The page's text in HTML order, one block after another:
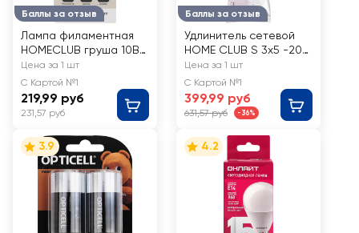
Баллы за отзыв
Лампа филаментная
HOMECLUB груша 10Вт
Е27 нейтральный свет,
Арт. FIL-A60-10Е2740
Цена за 1 шт
С Картой №1
219,99 руб
231,57 руб
Баллы за отзыв
Удлинитель сетевой
HOME CLUB S 3x5 -20
без заземления без
выключателя 10A
Цена за 1 шт
С Картой №1
399,99 руб
631,57 руб -36%
3.9 4.2